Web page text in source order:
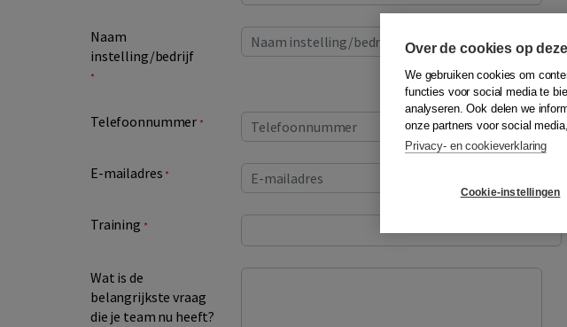
Naam
instelling/bedrijf
*
Telefoonnummer *
E-mailadres *
Training *
Wat is de
belangrijkste vraag
die je team nu heeft?
Over de cookies op
We gebruiken cookies om
functies voor social media te
analyseren. Ook delen we
onze partners voor social
Privacy- en cookieverklaring
Cookie-instellingen